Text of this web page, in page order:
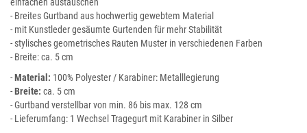
- Breites Gurtband aus hochwertig gewebtem Material
- mit Kunstleder gesäumte Gurtenden für mehr Stabilität
- stylisches geometrisches Rauten Muster in verschiedenen Farben
- Breite: ca. 5 cm
-Material: 100% Polyester / Karabiner: Metalllegierung
-Breite: ca. 5 cm
- Gurtband verstellbar von min. 86 bis max. 128 cm
- Lieferumfang: 1 Wechsel Tragegurt mit Karabiner in Silber